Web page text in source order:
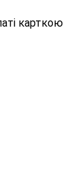
карткою